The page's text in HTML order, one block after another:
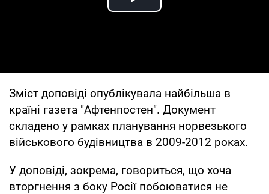
Play Video
Зміст доповіді опублікувала найбільша в
країні газета "Афтенпостен". Документ
складено у рамках планування норвезького
військового будівництва в 2009-2012 роках.
У доповіді, зокрема, говориться, що хоча
вторгнення з боку Росії побоюватися не